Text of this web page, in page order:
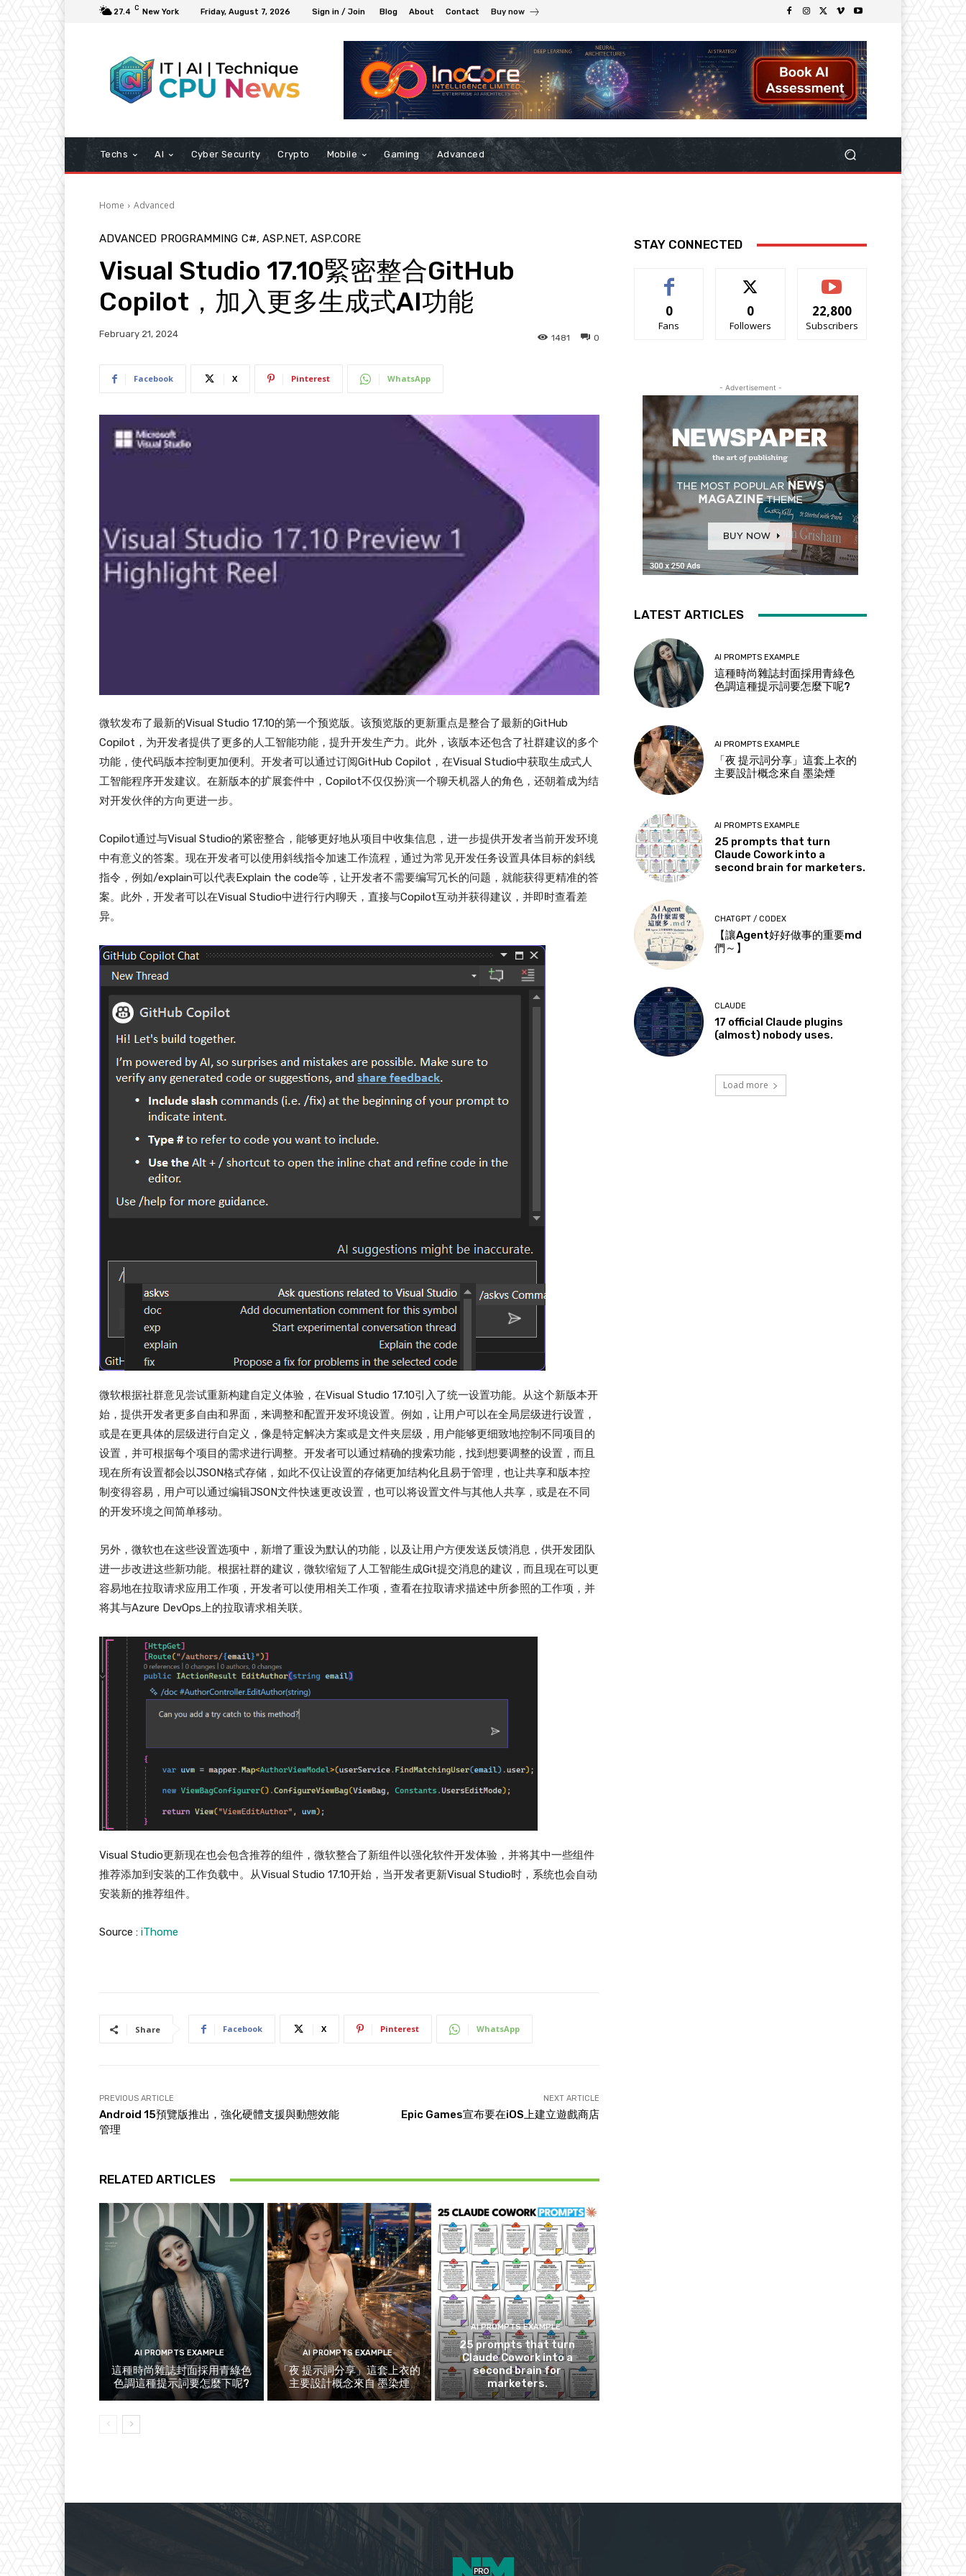
27.4 C New York Friday, August 7, 2026 Sign in / Join Blog About Contact Buy now
Techs AI Cyber Security Crypto Mobile Gaming Advanced
Home Advanced
ADVANCED PROGRAMMING C#, ASP.NET, ASP.CORE
Visual Studio 17.10緊密整合GitHub
Copilot，加入更多生成式AI功能
February 21, 2024 0
1481
Facebook X Pinterest WhatsApp
微软发布了最新的Visual Studio 17.10的第一个预览版。该预览版的更新重点是整合了最新的GitHub
Copilot，为开发者提供了更多的人工智能功能，提升开发生产力。此外，该版本还包含了社群建议的多个
功能，使代码版本控制更加便利。开发者可以通过订阅GitHub Copilot，在Visual Studio中获取生成式人
工智能程序开发建议。在新版本的扩展套件中，Copilot不仅仅扮演一个聊天机器人的角色，还朝着成为结
对开发伙伴的方向更进一步。
Copilot通过与Visual Studio的紧密整合，能够更好地从项目中收集信息，进一步提供开发者当前开发环境
中有意义的答案。现在开发者可以使用斜线指令加速工作流程，通过为常见开发任务设置具体目标的斜线
指令，例如/explain可以代表Explain the code等，让开发者不需要编写冗长的问题，就能获得更精准的答
案。此外，开发者可以在Visual Studio中进行行内聊天，直接与Copilot互动并获得建议，并即时查看差
异。
微软根据社群意见尝试重新构建自定义体验，在Visual Studio 17.10引入了统一设置功能。从这个新版本开
始，提供开发者更多自由和界面，来调整和配置开发环境设置。例如，让用户可以在全局层级进行设置，
或是在更具体的层级进行自定义，像是特定解决方案或是文件夹层级，用户能够更细致地控制不同项目的
设置，并可根据每个项目的需求进行调整。开发者可以通过精确的搜索功能，找到想要调整的设置，而且
现在所有设置都会以JSON格式存储，如此不仅让设置的存储更加结构化且易于管理，也让共享和版本控
制变得容易，用户可以通过编辑JSON文件快速更改设置，也可以将设置文件与其他人共享，或是在不同
的开发环境之间简单移动。
另外，微软也在这些设置选项中，新增了重设为默认的功能，以及让用户方便发送反馈消息，供开发团队
进一步改进这些新功能。根据社群的建议，微软缩短了人工智能生成Git提交消息的建议，而且现在可以更
容易地在拉取请求应用工作项，开发者可以使用相关工作项，查看在拉取请求描述中所参照的工作项，并
将其与Azure DevOps上的拉取请求相关联。
Visual Studio更新现在也会包含推荐的组件，微软整合了新组件以强化软件开发体验，并将其中一些组件
推荐添加到安装的工作负载中。从Visual Studio 17.10开始，当开发者更新Visual Studio时，系统也会自动
安装新的推荐组件。
Source : iThome
Share Facebook X Pinterest WhatsApp
PREVIOUS ARTICLE
Android 15預覽版推出，強化硬體支援與動態效能
管理
NEXT ARTICLE
Epic Games宣布要在iOS上建立遊戲商店
RELATED ARTICLES
AI PROMPTS EXAMPLE
這種時尚雜誌封面採用青綠色
色調這種提示詞要怎麼下呢?
AI PROMPTS EXAMPLE
「夜 提示詞分享」這套上衣的
主要設計概念來自 墨染煙
AI PROMPTS EXAMPLE
25 prompts that turn
Claude Cowork into a
second brain for
marketers.
STAY CONNECTED
0
Fans
0
Followers
22,800
Subscribers
- Advertisement -
LATEST ARTICLES
AI PROMPTS EXAMPLE
這種時尚雜誌封面採用青綠色
色調這種提示詞要怎麼下呢?
AI PROMPTS EXAMPLE
「夜 提示詞分享」這套上衣的
主要設計概念來自 墨染煙
AI PROMPTS EXAMPLE
25 prompts that turn
Claude Cowork into a
second brain for marketers.
CHATGPT / CODEX
【讓Agent好好做事的重要md
們～】
CLAUDE
17 official Claude plugins
(almost) nobody uses.
Load more